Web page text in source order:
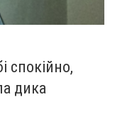
спокійно,
дика